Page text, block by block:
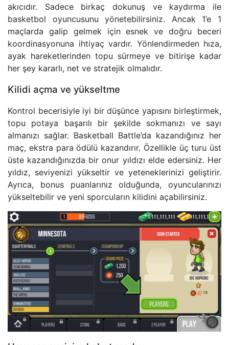
akıcıdır. Sadece birkaç dokunuş ve kaydırma ile
basketbol oyuncusunu yönetebilirsiniz. Ancak 1’e 1
maçlarda galip gelmek için esnek ve doğru beceri
koordinasyonuna ihtiyaç vardır. Yönlendirmeden hıza,
ayak hareketlerinden topu sürmeye ve bitirişe kadar
her şey kararlı, net ve stratejik olmalıdır.
Kilidi açma ve yükseltme
Kontrol becerisiyle iyi bir düşünce yapısını birleştirmek,
topu potaya başarılı bir şekilde sokmanızı ve sayı
almanızı sağlar. Basketball Battle’da kazandığınız her
maç, ekstra para ödülü kazandırır. Özellikle üç turu üst
üste kazandığınızda bir onur yıldızı elde edersiniz. Her
yıldız, seviyenizi yükseltir ve yeteneklerinizi geliştirir.
Ayrıca, bonus puanlarınız olduğunda, oyuncularınızı
yükseltebilir ve yeni sporcuların kilidini açabilirsiniz.